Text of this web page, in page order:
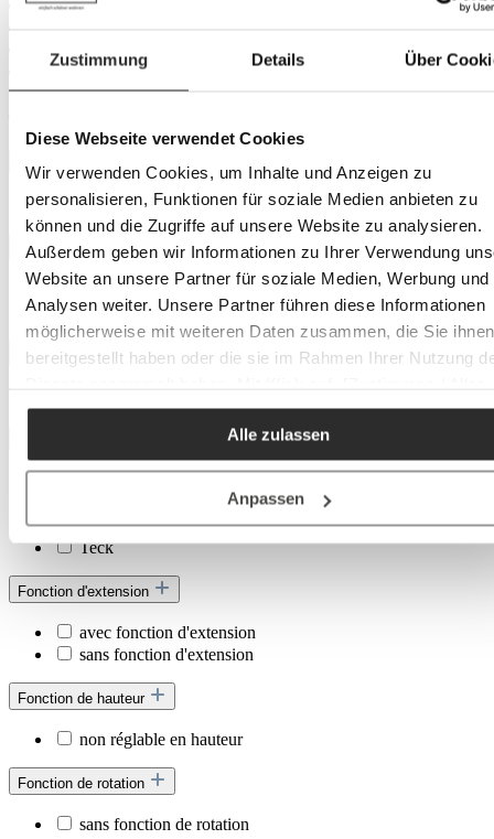
Zustimmung Details Über
Diese Webseite verwendet Cookies
Wir verwenden Cookies, um Inhalte und Anzeigen zu
personalisieren, Funktionen für soziale Medien anbieten zu
können und die Zugriffe auf unsere Website zu analysieren.
Außerdem geben wir Informationen zu Ihrer Verwendung
Website an unsere Partner für soziale Medien, Werbung und
Analysen weiter. Unsere Partner führen diese Informationen
möglicherweise mit weiteren Daten zusammen, die Sie ihnen
bereitgestellt haben oder die sie im Rahmen Ihrer Nutzung
akzeptieren / etc.]“ erteilen Sie Ihre Einwilligung auch in die
Weitergabe über Ihr Verhalten in unserem Shop an unseren
Partner, die shopware AG (Ebbinghoff 10, 48624
Deutschland), die diese Daten Ihnen nicht persönlich
Produktverbesserungen, Marktverhaltensanalysen)
Alle zulassen
Anpassen
Minimum
cm
Maximum
cm
Dos
faux
Empilable
empilable
non empilable
Espace de rangement
Frêne
Teck
Fonction d'extension
avec fonction d'extension
sans fonction d'extension
Fonction de hauteur
non réglable en hauteur
Fonction de rotation
sans fonction de rotation